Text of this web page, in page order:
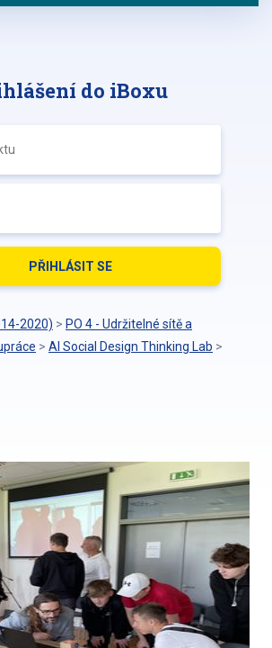
do iBoxu
2020) > PO 4 - Udržitelné sítě a
> AI Social Design Thinking Lab >